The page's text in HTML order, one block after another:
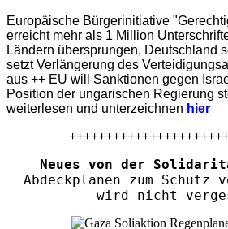
Europäische Bürgerinitiative
erreicht mehr als 1 Million
Ländern übersprungen, Deutschland
setzt Verlängerung des
aus ++ EU will Sanktionen gegen
Position der ungarischen Regierung
weiterlesen und unterzeichnen hier
Neues von der
Abdeckplanen zum Schutz
wird nicht